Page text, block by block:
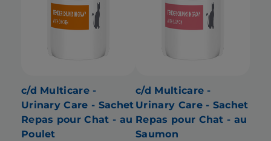
c/d Multicare -
Urinary Care - Sachet
Repas pour Chat - au
Poulet
c/d Multicare -
Urinary Care - Sachet
Repas pour Chat - au
Saumon